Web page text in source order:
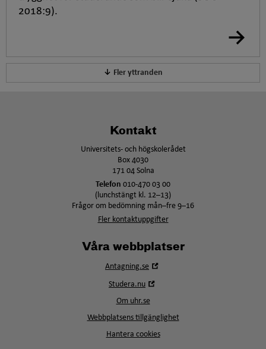
2018:9).
Fler yttranden
Kontakt
Universitets- och högskolerådet
Box 4030
171 04 Solna
Telefon 010-470 03 00
(lunchstängt kl. 12–13)
Frågor om bedömning mån–fre 9–16
Fler kontaktuppgifter
Våra webbplatser
Antagning.se
Studera.nu
fönster
Om uhr.se
Webbplatsens tillgänglighet
Hantera cookies